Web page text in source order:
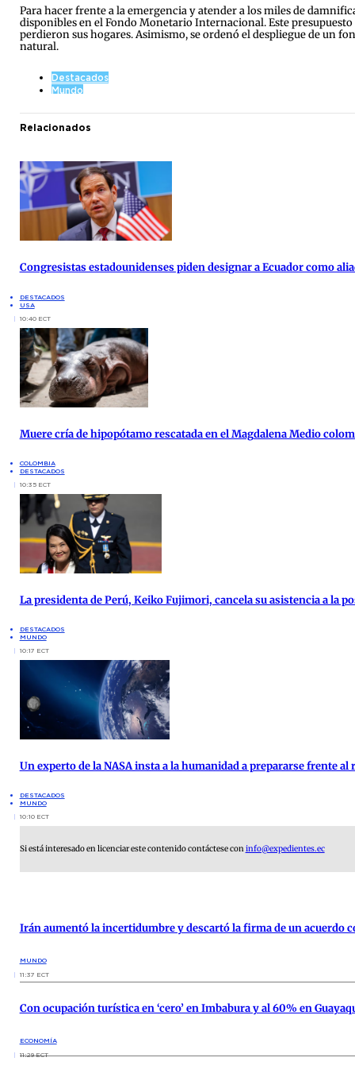
Para hacer frente a la emergencia y atender a los miles de
disponibles en el Fondo Monetario Internacional. Este
perdieron sus hogares. Asimismo, se ordenó el despliegue de un
natural.
Destacados
Mundo
Relacionados
Congresistas estadounidenses piden designar a Ecuador como
DESTACADOS
USA
10:40 ECT
Muere cría de hipopótamo rescatada en el Magdalena Medio
COLOMBIA
DESTACADOS
10:35 ECT
La presidenta de Perú, Keiko Fujimori, cancela su asistencia a la
DESTACADOS
MUNDO
10:17 ECT
Un experto de la NASA insta a la humanidad a prepararse frente
DESTACADOS
MUNDO
10:10 ECT
Si está interesado en licenciar este contenido contáctese coninfo@expedientes.ec
Irán aumentó la incertidumbre y descartó la firma de un acuerdo
MUNDO
11:37 ECT
Con ocupación turística en ‘cero’ en Imbabura y al 60% en
ECONOMÍA
11:29 ECT